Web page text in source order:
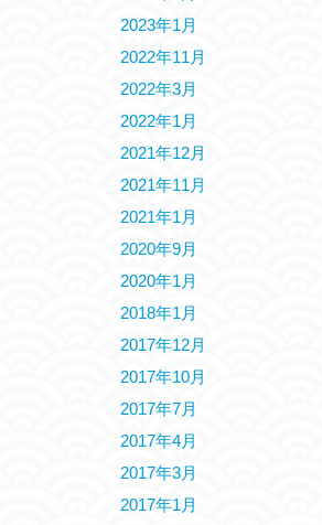
2023年1月
2022年11月
2022年3月
2022年1月
2021年12月
2021年11月
2021年1月
2020年9月
2020年1月
2018年1月
2017年12月
2017年10月
2017年7月
2017年4月
2017年3月
2017年1月